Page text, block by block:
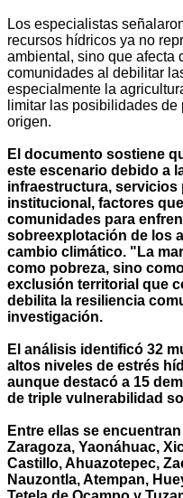
Los especialistas
recursos hídricos ya no
ambiental, sino que afecta
comunidades al debilitar
especialmente la
limitar las posibilidades
origen.
El documento sostiene
este escenario debido a
infraestructura,
institucional, factores
comunidades para
sobreexplotación de los
cambio climático. "La
como pobreza, sino
exclusión territorial que
debilita la resiliencia
investigación.
El análisis identificó 32
altos niveles de estrés
aunque destacó a 15
de triple vulnerabilidad
Entre ellas se
Zaragoza, Yaonáhuac,
Castillo, Ahuazotepec,
Nauzontla, Atempan,